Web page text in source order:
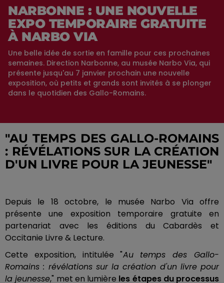
NARBONNE : UNE NOUVELLE
EXPO TEMPORAIRE GRATUITE
À NARBO VIA
Une belle idée de sortie en famille pour ces prochaines
semaines. Direction Narbonne, au musée Narbo Via, qui
présente jusqu'au 7 janvier prochain une nouvelle
exposition, où petits et grands sont invités à se plonger
dans le quotidien des Gallo-Romains.
"AU TEMPS DES GALLO-ROMAINS
: RÉVÉLATIONS SUR LA CRÉATION
D'UN LIVRE POUR LA JEUNESSE"
Depuis le 18 octobre, le musée Narbo Via offre
présente une exposition temporaire gratuite en
partenariat avec les éditions du Cabardès et
Occitanie Livre & Lecture.
Cette exposition, intitulée "Au temps des Gallo-
Romains : révélations sur la création d'un livre pour
la jeunesse," met en lumière les étapes du processus